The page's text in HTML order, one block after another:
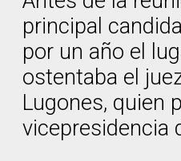
principal
por un año el
ostentaba el
Lugones, quien
vicepresidencia